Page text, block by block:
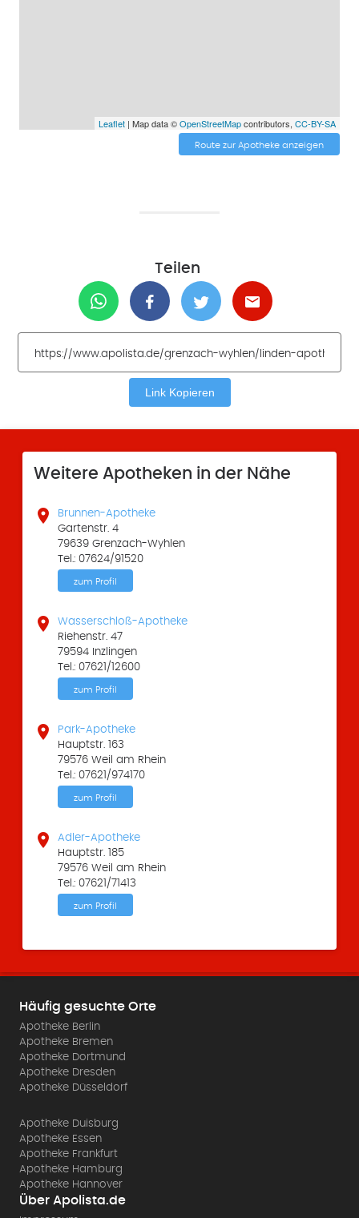
Leaflet| Map data ©OpenStreetMapcontributors, CC-BY-SA
Route zur Apotheke anzeigen
Teilen
Link Kopieren
Weitere Apotheken in der Nähe

Brunnen-Apotheke
Gartenstr. 4
79639 Grenzach-Wyhlen
Tel.: 07624/91520
zum Profil

Wasserschloß-Apotheke
Riehenstr. 47
79594 Inzlingen
Tel.: 07621/12600
zum Profil

Park-Apotheke
Hauptstr. 163
79576 Weil am Rhein
Tel.: 07621/974170
zum Profil

Adler-Apotheke
Hauptstr. 185
79576 Weil am Rhein
Tel.: 07621/71413
zum Profil
Häufig gesuchte Orte
Apotheke Berlin
Apotheke Bremen
Apotheke Dortmund
Apotheke Dresden
Apotheke Düsseldorf
Apotheke Duisburg
Apotheke Essen
Apotheke Frankfurt
Apotheke Hamburg
Apotheke Hannover
Über Apolista.de